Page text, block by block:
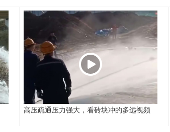
高压疏通压力强大，看砖块冲的多远视频